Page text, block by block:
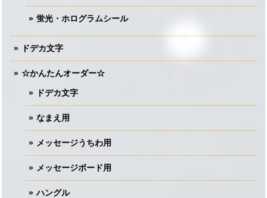
蛍光・ホログラムシール
ドデカ文字
☆かんたんオーダー☆
ドデカ文字
なまえ用
メッセージうちわ用
メッセージボード用
ハングル